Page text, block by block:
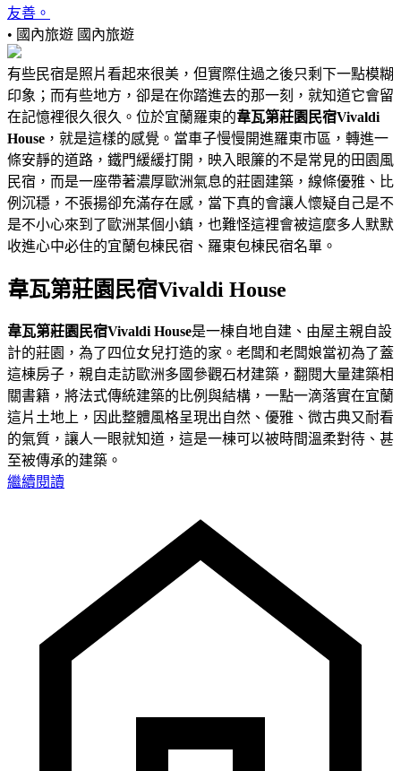
友善。
• 國內旅遊 國內旅遊
有些民宿是照片看起來很美，但實際住過之後只剩下一點模糊
印象；而有些地方，卻是在你踏進去的那一刻，就知道它會留
在記憶裡很久很久。位於宜蘭羅東的韋瓦第莊園民宿Vivaldi
House ，就是這樣的感覺。當車子慢慢開進羅東市區，轉進一
條安靜的道路，鐵門緩緩打開，映入眼簾的不是常見的田園風
民宿，而是一座帶著濃厚歐洲氣息的莊園建築，線條優雅、比
例沉穩，不張揚卻充滿存在感，當下真的會讓人懷疑自己是不
是不小心來到了歐洲某個小鎮，也難怪這裡會被這麼多人默默
收進心中必住的宜蘭包棟民宿、羅東包棟民宿名單。
韋瓦第莊園民宿Vivaldi House
韋瓦第莊園民宿Vivaldi House是一棟自地自建、由屋主親自設
計的莊園，為了四位女兒打造的家。老闆和老闆娘當初為了蓋
這棟房子，親自走訪歐洲多國參觀石材建築，翻閱大量建築相
關書籍，將法式傳統建築的比例與結構，一點一滴落實在宜蘭
這片土地上，因此整體風格呈現出自然、優雅、微古典又耐看
的氣質，讓人一眼就知道，這是一棟可以被時間溫柔對待、甚
至被傳承的建築。
繼續閱讀